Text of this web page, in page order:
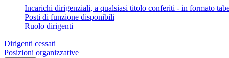
Incarichi dirigenziali, a qualsiasi titolo conferiti - in formato
Posti di funzione disponibili
Ruolo dirigenti
Dirigenti cessati
Posizioni organizzative